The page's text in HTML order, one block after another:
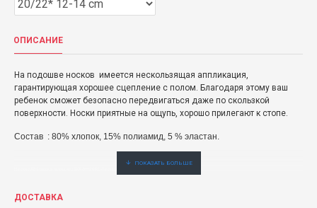
ОПИСАНИЕ
На подошве носков имеется нескользящая аппликация,
гарантирующая хорошее сцепление с полом. Благодаря этому ваш
ребенок сможет безопасно передвигаться даже по скользкой
поверхности. Носки приятные на ощупь, хорошо прилегают к стопе.
Состав : 80% хлопок, 15% полиамид, 5 % эластан.
Buy Носки с ABS (нескользящие ) SKA-0002 GIRL- : купить быстро, удобно и по низкой цене. Официальный дистрибьютер.er.
ДОСТАВКА